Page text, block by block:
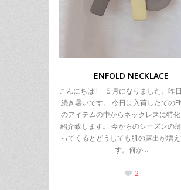
ENFOLD NECKLACE
こんにちは!! ５月になりました。昨
続き暑いです。 今日は入荷したての
のアイテムの中からネックレスに特
紹介致します。 今からのシーズンの
ってくるとどうしても肌の露出が増
す。何か…
2